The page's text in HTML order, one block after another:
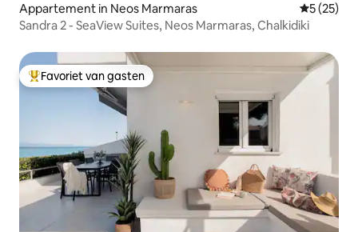
Appartement in Neos Marmaras
5 (25)
Sandra 2 - SeaView Suites, Neos Marmaras, Chalkidiki
Topfavoriet van gasten
Favoriet van gasten